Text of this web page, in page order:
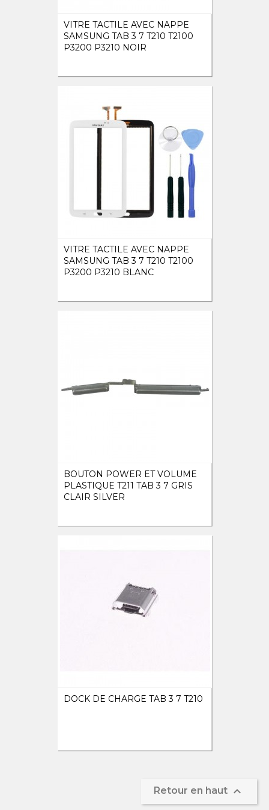
VITRE TACTILE AVEC NAPPE
SAMSUNG TAB 3 7 T210 T2100
P3200 P3210 NOIR
VITRE TACTILE AVEC NAPPE
SAMSUNG TAB 3 7 T210 T2100
P3200 P3210 BLANC
BOUTON POWER ET VOLUME
PLASTIQUE T211 TAB 3 7 GRIS
CLAIR SILVER
DOCK DE CHARGE TAB 3 7 T210
Retour en haut 